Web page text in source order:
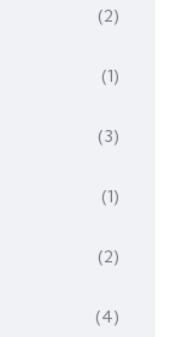
(2)
(1)
(3)
(1)
(2)
(4)